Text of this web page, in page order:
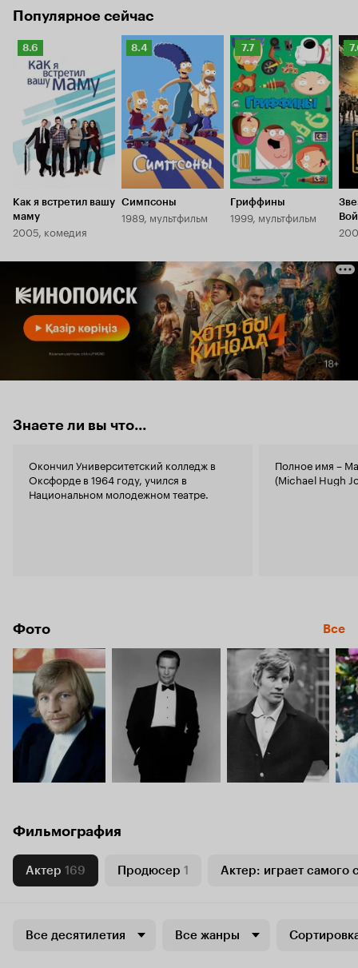
Популярное сейчас
Рейтинг
Кинопоиска
8.6
8.6
Как я встретил вашу
маму
2005, комедия
Рейтинг
Кинопоиска
8.4
Симпсоны
1989, мультфильм
Рейтинг
Кинопоиска
7.7
7.7
Гриффины
1999, мультфильм
Знаете ли вы что...
Окончил Университетский колледж в
Оксфорде в 1964 году, учился в
Национальном молодежном театре.
Полное имя –
(Michael Hugh
Фото Все
Фильмография
Актер 169 Продюсер 1 Актер: играет самого
Все десятилетия Все жанры